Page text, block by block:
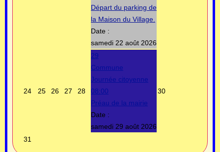
Départ du parking de
la Maison du Village.
Date :
samedi 22 août 2026
24 25 26 27 28
29
Commune
Journée citoyenne
08:00
Préau de la mairie
Date :
samedi 29 août 2026
30
31